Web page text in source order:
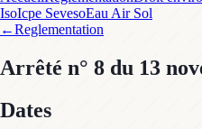
IsoIcpe SevesoEau Air Sol
←Reglementation
Arrêté n° 8 du 13
Dates